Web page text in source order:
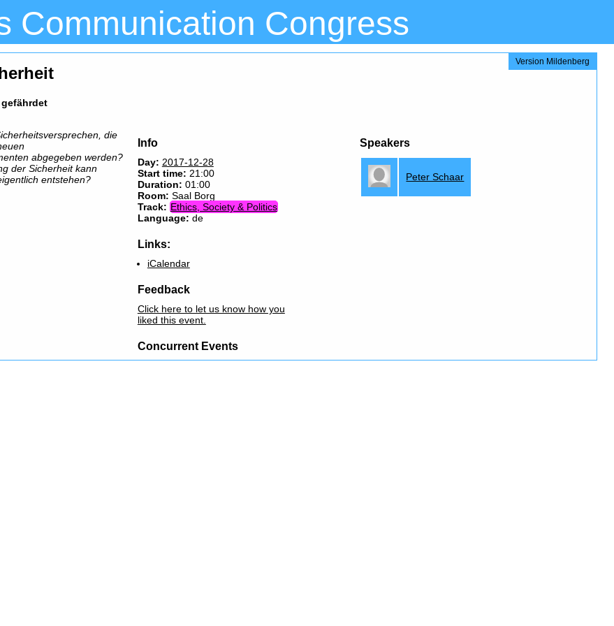
Communication Congress
Version Mildenberg
die
abgegeben werden?
der Sicherheit kann
entstehen?
Info
Day: 2017-12-28
Start time: 21:00
Duration: 01:00
Room: Saal Borg
Track: Ethics, Society & Politics
Language: de
Links:
iCalendar
Feedback
Click here to let us know how you
liked this event.
Concurrent Events
Speakers
Peter Schaar